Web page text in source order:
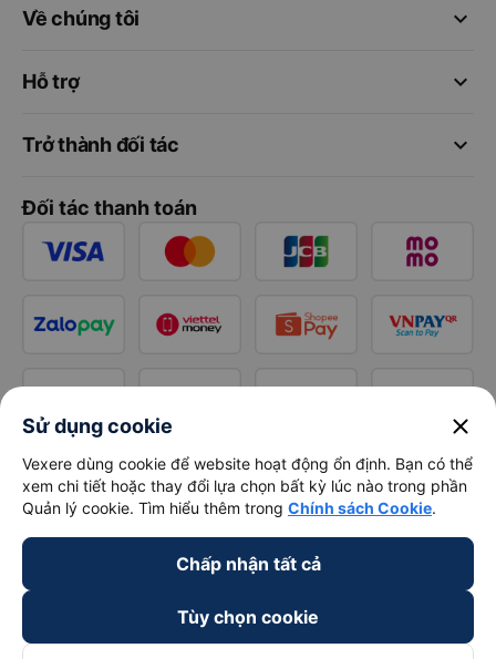
keyboard_arrow_down
Về chúng tôi
keyboard_arrow_down
Hỗ trợ
keyboard_arrow_down
Trở thành đối tác
Đối tác thanh toán
Sử dụng cookie close
Vexere dùng cookie để website hoạt động ổn định. Bạn có thể
xem chi tiết hoặc thay đổi lựa chọn bất kỳ lúc nào trong phần
Quản lý cookie. Tìm hiểu thêm trong Chính sách Cookie.
Chấp nhận tất cả
Tùy chọn cookie